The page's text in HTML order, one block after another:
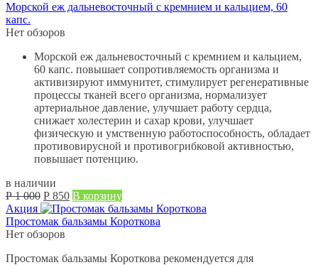
15 000.
Морской еж дальневосточный с кремнием и кальцием, 60
капс.
Нет обзоров
Морской еж дальневосточный с кремнием и кальцием,
60 капс. повышает сопротивляемость организма и
активизируют иммунитет, стимулирует регенеративные
процессы тканей всего организма, нормализует
артериальное давление, улучшает работу сердца,
снижает холестерин и сахар крови, улучшает
физическую и умственную работоспособность, обладает
противовирусной и противогрибковой активностью,
повышает потенцию.
в наличии
Р 1 000 Первоначальная
цена
составляла
Р
Р 850Текущая
цена:
Р
В корзину
Акция
Простомак бальзамы Короткова
Нет обзоров
Простомак бальзамы Короткова рекомендуется для